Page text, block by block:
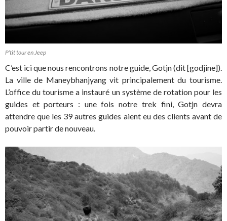
P’tit tour en Jeep
C’est ici que nous rencontrons notre guide, Gotjn (dit [godjine]).
La ville de Maneybhanjyang vit principalement du tourisme.
L’office du tourisme a instauré un système de rotation pour les
guides et porteurs : une fois notre trek fini, Gotjn devra
attendre que les 39 autres guides aient eu des clients avant de
pouvoir partir de nouveau.